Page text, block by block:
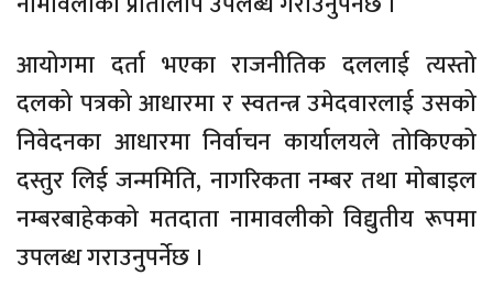
आयोगमा दर्ता भएका राजनीतिक दललाई त्यस्तो
दलको पत्रको आधारमा र स्वतन्त्र उमेदवारलाई उसको
निवेदनका आधारमा निर्वाचन कार्यालयले तोकिएको
दस्तुर लिई जन्ममिति, नागरिकता नम्बर तथा मोबाइल
नम्बरबाहेकको मतदाता नामावलीको विद्युतीय रूपमा
उपलब्ध गराउनुपर्नेछ ।